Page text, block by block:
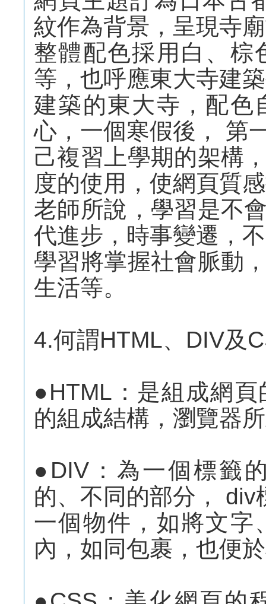
紋作為背景，呈現寺
整體配色採用白、棕
等，也呼應東大寺建
建築的東大寺，配色
心，一個寒假後， 第
己複習上學期的架構
度的使用，使網頁質
老師所說，學習是不
代進步，時事變遷，
學習將掌握社會脈動
生活等。
4.何謂HTML、DIV及
●HTML：是組成網
的組成結構，瀏覽器
●DIV：為一個標籤
的、不同的部分， div
一個物件，如將文字
內，如同包裹，也便